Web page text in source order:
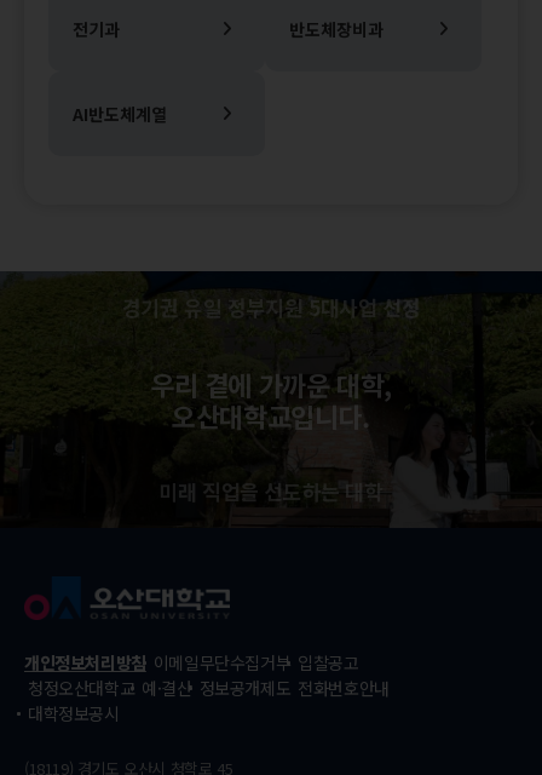
전기과 반도체장비과
AI반도체계열
경기권 유일 정부지원 5대사업 선정
우리 곁에 가까운 대학,
오산대학교입니다.
미래 직업을 선도하는 대학
개인정보처리방침 이메일무단수집거부 입찰공고
청정오산대학교 예·결산 정보공개제도 전화번호안내
대학정보공시
(18119) 경기도 오산시 청학로 45